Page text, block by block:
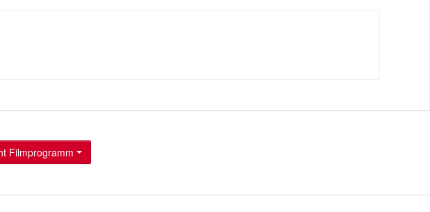
Filmprogramm